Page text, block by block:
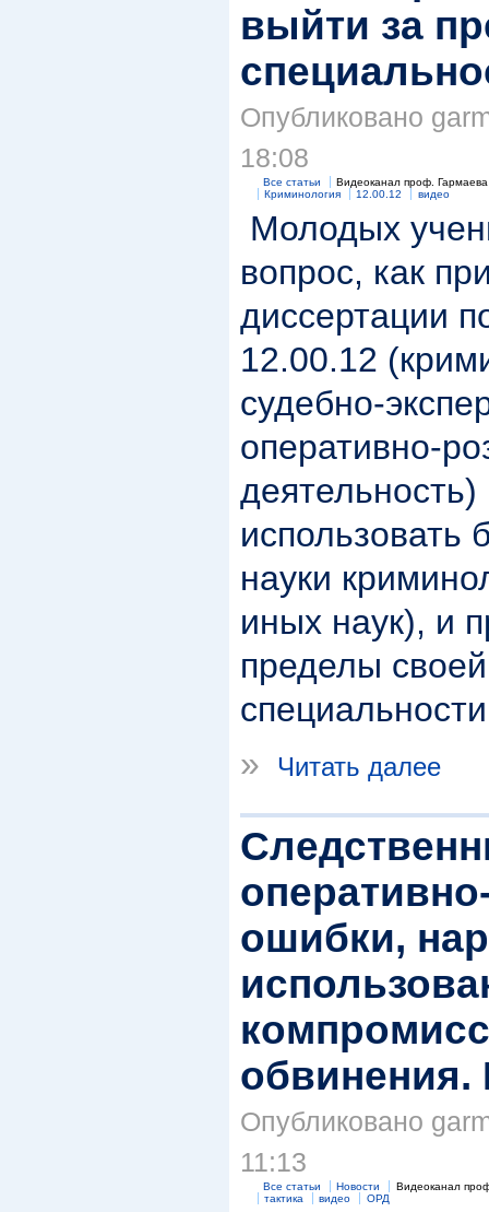
выйти за
Опубликовано
18:08
Все статьи
Видеоканал проф. Гармаева
Криминология
12.00.12 видео
Молодых
вопрос, как
диссертации
12.00.12
судебно-
оперативно-
использовать
науки
иных наук), и
пределы
»
Читать далее
ошибки,
обвинения.
Опубликовано
11:13
Все статьи Новости
Видеоканал
тактика
видео ОРД